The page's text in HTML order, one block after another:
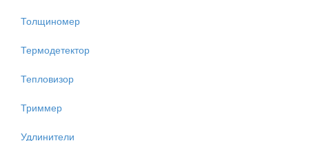
Толщиномер
Термодетектор
Тепловизор
Триммер
Удлинители